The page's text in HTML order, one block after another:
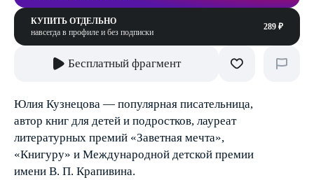
КУПИТЬ ОТДЕЛЬНО
навсегда в профиле и без подписки
289 ₽
Бесплатный фрагмент
Юлия Кузнецова — популярная писательница,
автор книг для детей и подростков, лауреат
литературных премий «Заветная мечта»,
«Книгуру» и Международной детской премии
имени В. П. Крапивина.